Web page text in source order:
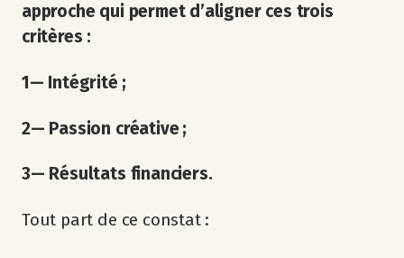
approche qui permet d’aligner ces trois
critères :
1— Intégrité ;
2— Passion créative ;
3— Résultats financiers.
Tout part de ce constat :